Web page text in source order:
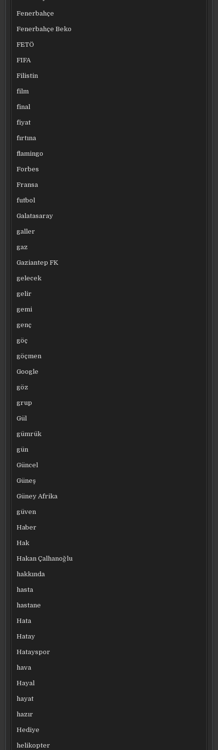
Fenerbahçe
Fenerbahçe Beko
FETÖ
FIFA
Filistin
film
final
fiyat
fırtına
flamingo
Forbes
Fransa
futbol
Galatasaray
galler
gaz
Gaziantep FK
gelecek
gelir
gemi
genç
göç
göçmen
Google
göz
grup
Gül
gümrük
gün
Güncel
Güneş
Güney Afrika
güven
Haber
Hak
Hakan Çalhanoğlu
hakkında
hasta
hastane
Hata
Hatay
Hatayspor
hava
Hayal
hayat
hazır
Hediye
helikopter